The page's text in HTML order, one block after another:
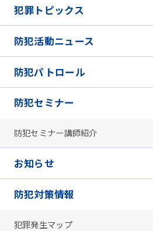
犯罪トピックス
防犯活動ニュース
防犯パトロール
防犯セミナー
防犯セミナー講師紹介
お知らせ
防犯対策情報
犯罪発生マップ